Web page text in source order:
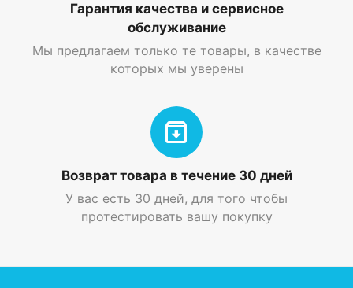
Гарантия качества и сервисное
обслуживание
Мы предлагаем только те товары, в качестве
которых мы уверены
Возврат товара в течение 30 дней
У вас есть 30 дней, для того чтобы
протестировать вашу покупку